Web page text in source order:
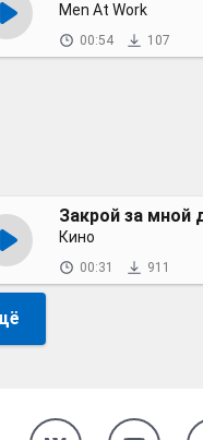
Men At Work
00:54 107
Закрой за мной
Кино
00:31 911